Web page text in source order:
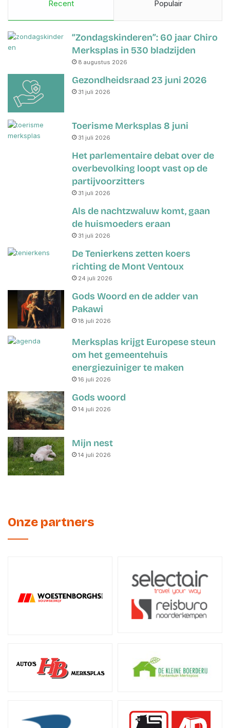
Recent Populair
“Zondagskinderen”: 60 jaar Chiro
Merksplas in 530 bladzijden
8 augustus 2026
Gezondheidsraad 23 juni 2026
31 juli 2026
Toerisme Merksplas 8 juni
31 juli 2026
Het parlementaire debat over de
overbevolking loopt vast op de
partijvoorzitters
31 juli 2026
Als de nachtzwaluw komt, gaan
de huismoeders eraan
31 juli 2026
De Tenierkens zetten koers
richting de Mont Ventoux
24 juli 2026
Gods Woord en de adder van
Pakawi
18 juli 2026
Merksplas krijgt Europese steun
om het gemeentehuis
energiezuiniger te maken
16 juli 2026
Gods woord
14 juli 2026
Mijn nest
14 juli 2026
Onze partners